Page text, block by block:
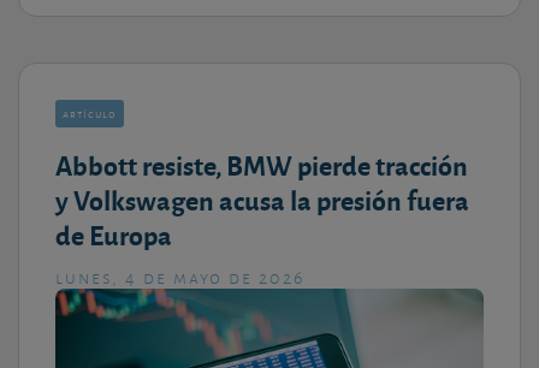
artículo
Abbott resiste, BMW pierde tracción
y Volkswagen acusa la presión fuera
de Europa
lunes, 4 de mayo de 2026